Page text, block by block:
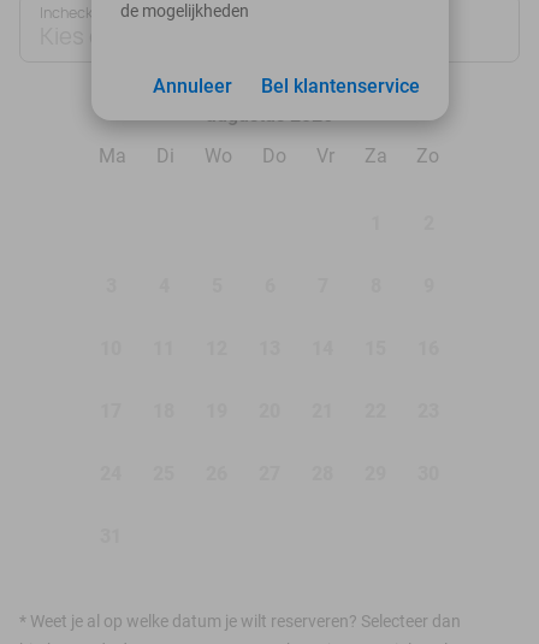
Inchecken
augustus 2026
Ma
Di Wo Do Vr Za Zo
* Weet je al op welke datum je wilt reserveren? Selecteer dan
de mogelijkheden
Bel klantenservice
Annuleer